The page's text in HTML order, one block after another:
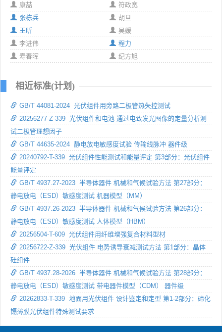
康喆
符政宽
张栋兵
胡旦
王昕
吴媛
李进伟
程力
寿春晖
纪方旭
相近标准(计划)
GB/T 44081-2024 光伏组件用旁路二极管热失控测试
20256277-Z-339 光伏组件和电池 通过电致发光图像的定量分析测
试二极管理想因子
GB/T 44635-2024 静电放电敏感度试验 传输线脉冲 器件级
20240792-T-339 光伏组件性能测试和能量评定 第3部分：光伏组件
能量评定
GB/T 4937.27-2023 半导体器件 机械和气候试验方法 第27部分：
静电放电（ESD）敏感度测试 机器模型（MM）
GB/T 4937.26-2023 半导体器件 机械和气候试验方法 第26部分：
静电放电（ESD）敏感度测试 人体模型（HBM）
20256504-T-609 光伏组件用纤维增强复合材料型材
20256722-Z-339 光伏组件 电势诱导衰减测试方法 第1部分：晶体
硅组件
GB/T 4937.28-2026 半导体器件 机械和气候试验方法 第28部分：
静电放电（ESD）敏感度测试 带电器件模型（CDM） 器件级
20262833-T-339 地面用光伏组件 设计鉴定和定型 第1-2部分：碲化
镉薄膜光伏组件特殊测试要求